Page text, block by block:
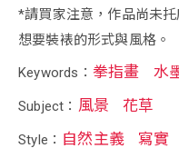
*請買家注意，作品尚未
想要裝裱的形式與風格。
Keywords： 拳指畫 水
Subject： 風景 花草
Style： 自然主義 寫實